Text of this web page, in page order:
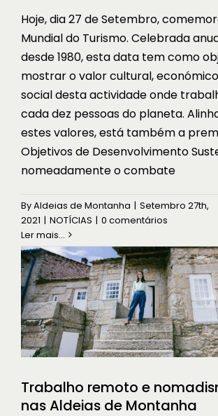
Hoje, dia 27 de Setembro,
Mundial do Turismo. Celebrada
desde 1980, esta data tem como
mostrar o valor cultural,
social desta actividade onde
cada dez pessoas do planeta.
estes valores, está também a
Objetivos de Desenvolvimento
nomeadamente o combate
ByAldeias de Montanha | Setembro 27th,
2021 | NOTÍCIAS | 0 comentários
Ler mais...
Trabalho remoto e
HISTÓRIAS NOTÍCIAS
Trabalho remoto e
nas Aldeias de Montanha